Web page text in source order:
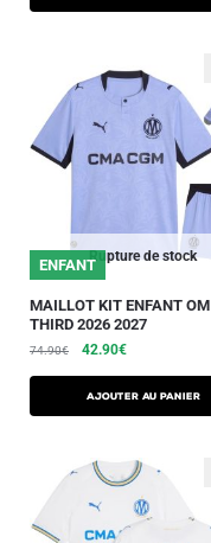
Rupture de stock
ENFANT
MAILLOT KIT ENFANT OM
THIRD 2026 2027
74.90€ 42.90€
AJOUTER AU PANIER